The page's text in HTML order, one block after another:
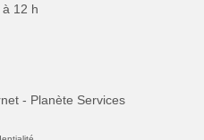
12 h
- Planète Services